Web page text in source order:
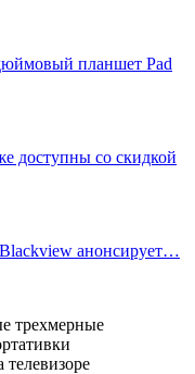
планшет Pad
доступны со скидкой
анонсирует…
трехмерные
телевизоре